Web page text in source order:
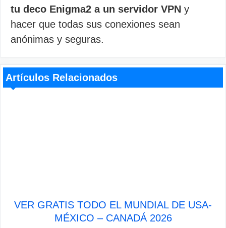
tu deco Enigma2 a un servidor VPN y
hacer que todas sus conexiones sean
anónimas y seguras.
Artículos Relacionados
VER GRATIS TODO EL MUNDIAL DE USA-
MÉXICO – CANADÁ 2026